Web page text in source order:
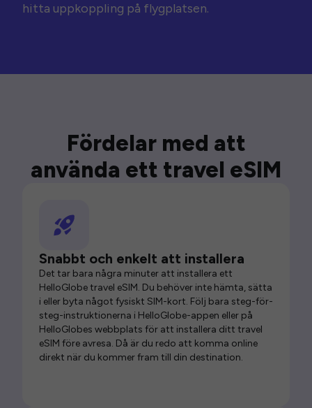
hitta uppkoppling på flygplatsen.
Fördelar med att
använda ett travel eSIM
Snabbt och enkelt att installera
Det tar bara några minuter att installera ett
HelloGlobe travel eSIM. Du behöver inte hämta, sätta
i eller byta något fysiskt SIM-kort. Följ bara steg-för-
steg-instruktionerna i HelloGlobe-appen eller på
HelloGlobes webbplats för att installera ditt travel
eSIM före avresa. Då är du redo att komma online
direkt när du kommer fram till din destination.